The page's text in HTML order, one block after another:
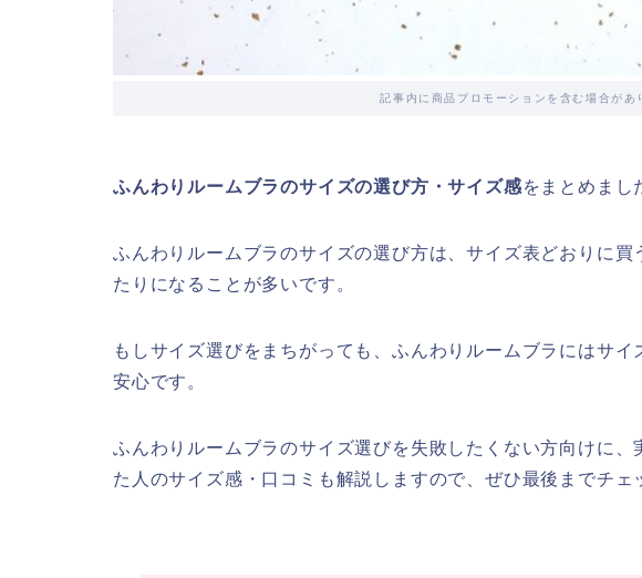
記事内に商品プロモーションを含む場合があ
ふんわりルームブラのサイズの選び方・サイズ感をまとめまし
ふんわりルームブラのサイズの選び方は、サイズ表どおりに買
たりになることが多いです。
もしサイズ選びをまちがっても、ふんわりルームブラにはサ
安心です。
ふんわりルームブラのサイズ選びを失敗したくない方向けに、
た人のサイズ感・口コミも解説しますので、ぜひ最後までチェ